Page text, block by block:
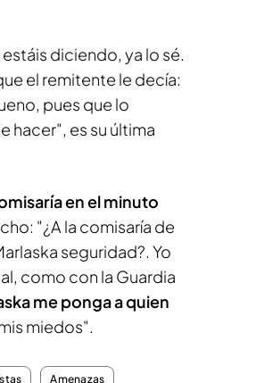
diciendo, ya lo sé.
el remitente le decía:
pues que lo
hacer", es su última
en el minuto
"¿A la comisaría de
seguridad?. Yo
como con la Guardia
me ponga a quien
miedos".
Amenazas